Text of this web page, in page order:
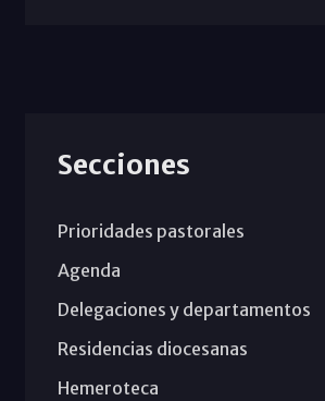
Secciones
Prioridades pastorales
Agenda
Delegaciones y departamentos
Residencias diocesanas
Hemeroteca